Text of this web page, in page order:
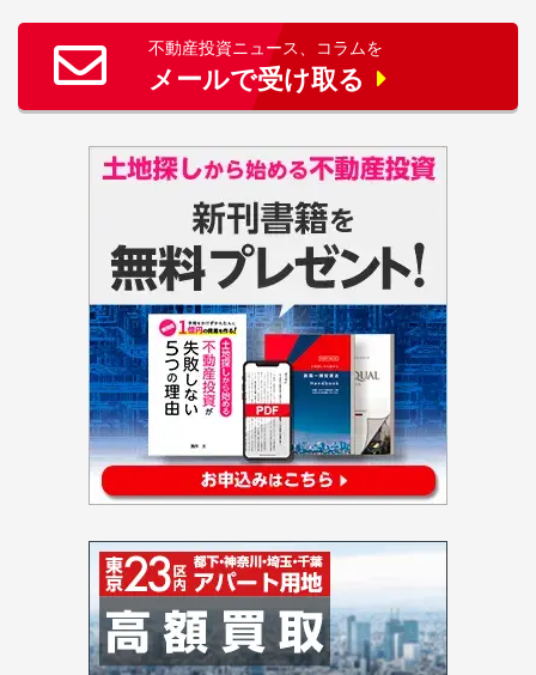
不動産投資ニュース、コラムを
メールで受け取る